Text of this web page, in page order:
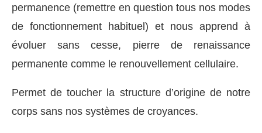
permanence (remettre en question tous nos modes
de fonctionnement habituel) et nous apprend à
évoluer sans cesse, pierre de renaissance
permanente comme le renouvellement cellulaire.
Permet de toucher la structure d’origine de notre
corps sans nos systèmes de croyances.